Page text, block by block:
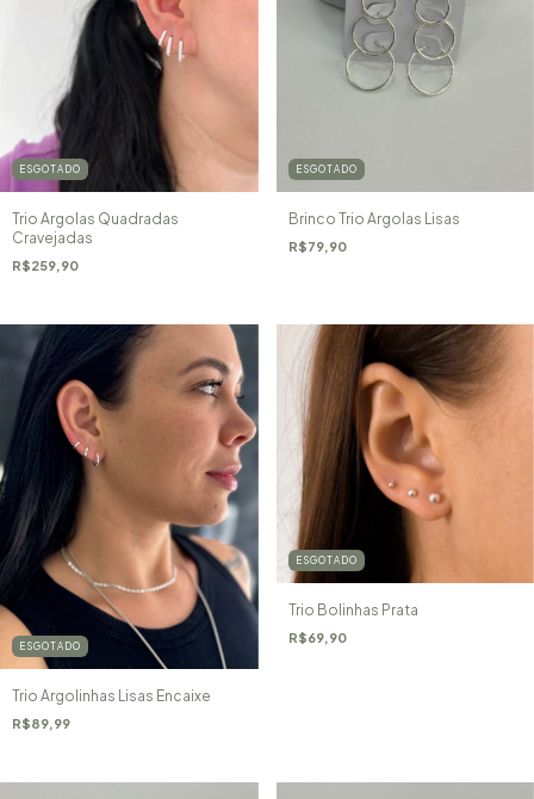
ESGOTADO
Trio Argolas Quadradas
Cravejadas
R$259,90
ESGOTADO
Brinco Trio Argolas Lisas
R$79,90
ESGOTADO
Trio Argolinhas Lisas Encaixe
R$89,99
ESGOTADO
Trio Bolinhas Prata
R$69,90